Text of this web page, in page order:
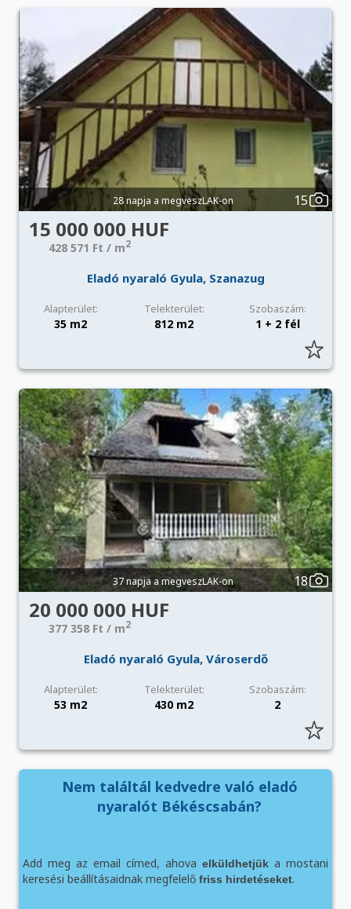
28 napja a megveszLAK-on 15
15 000 000 HUF
428 571 Ft / m2
Eladó nyaraló Gyula, Szanazug
Alapterület: Telekterület: Szobaszám:
35 m2 812 m2 1 + 2 fél
37 napja a megveszLAK-on 18
20 000 000 HUF
377 358 Ft / m2
Eladó nyaraló Gyula, Városerdő
Alapterület: Telekterület: Szobaszám:
53 m2 430 m2 2
Nem találtál kedvedre való eladó
nyaralót Békéscsabán?
Add meg az email címed, ahova elküldhetjük a mostani
keresési beállításaidnak megfelelő friss hirdetéseket.